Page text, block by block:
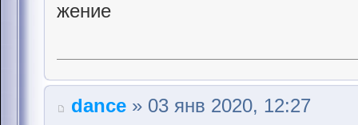
dance » 03 янв 2020, 12:27